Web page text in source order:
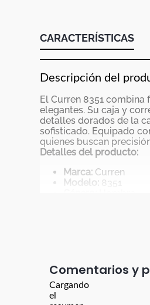
CARACTERÍSTICAS
Descripción del
El Curren 8351
elegantes. Su caja y
detalles dorados de la
sofisticado. Equipado
quienes buscan
Detalles del producto:
Marca:Curren
Modelo: 8351
Resistencia al agua:
Características
Comentarios
Cargando
el